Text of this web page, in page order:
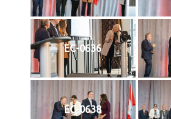
EC-0636
EC-0638